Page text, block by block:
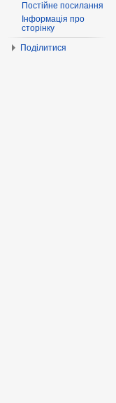
Постійне посилання
Інформація про
сторінку
Поділитися